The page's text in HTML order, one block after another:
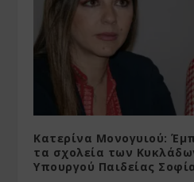
Κατερίνα Μονογυιού:
τα σχολεία των
Υπουργού Παιδείας